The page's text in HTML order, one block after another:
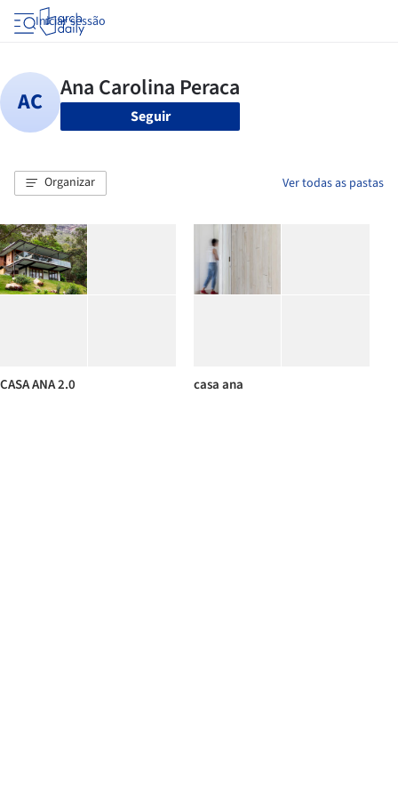
Iniciar sessão
Seguir
Organizar Ver todas as pastas
CASA ANA 2.0 casa ana